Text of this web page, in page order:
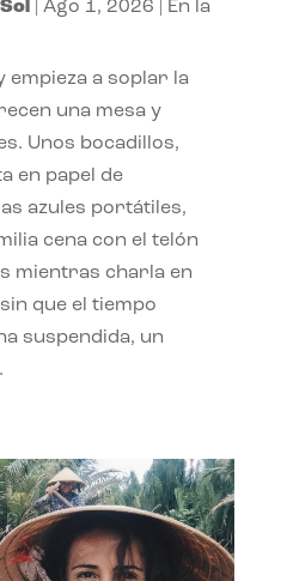
| Ago 1, 2026
En la
empieza a soplar la
una mesa y
Unos bocadillos,
en papel de
azules portátiles,
cena con el telón
mientras charla en
que el tiempo
suspendida, un